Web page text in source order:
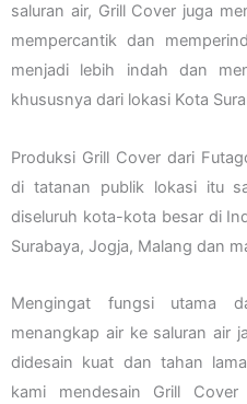
saluran air, Grill Cover juga
mempercantik dan
menjadi lebih indah dan
khususnya dari lokasi Kota
Produksi Grill Cover dari
di tatanan publik lokasi itu
diseluruh kota-kota besar di
Surabaya, Jogja, Malang dan
Mengingat fungsi utama
menangkap air ke saluran air
didesain kuat dan tahan
kami mendesain Grill